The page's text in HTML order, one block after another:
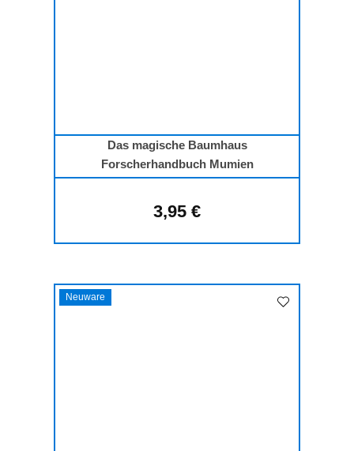
Das magische Baumhaus
Forscherhandbuch Mumien
Regulärer Preis:
3,95 €
Neuware